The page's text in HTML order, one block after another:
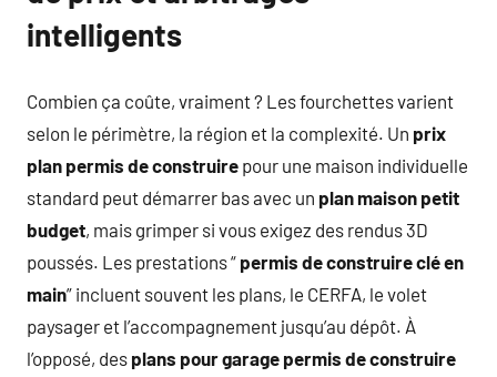
intelligents
Combien ça coûte, vraiment ? Les fourchettes varient
selon le périmètre, la région et la complexité. Un prix
plan permis de construire pour une maison individuelle
standard peut démarrer bas avec un plan maison petit
budget, mais grimper si vous exigez des rendus 3D
poussés. Les prestations “ permis de construire clé en
main” incluent souvent les plans, le CERFA, le volet
paysager et l’accompagnement jusqu’au dépôt. À
l’opposé, des plans pour garage permis de construire